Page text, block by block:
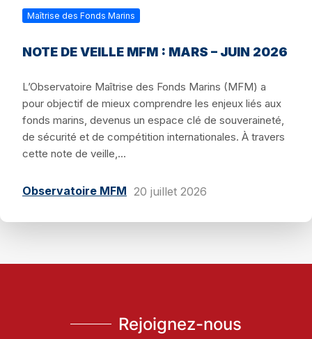
Maîtrise des Fonds Marins
NOTE DE VEILLE MFM : MARS – JUIN 2026
L’Observatoire Maîtrise des Fonds Marins (MFM) a
pour objectif de mieux comprendre les enjeux liés aux
fonds marins, devenus un espace clé de souveraineté,
de sécurité et de compétition internationales. À travers
cette note de veille,...
Observatoire MFM 20 juillet 2026
Rejoignez-nous